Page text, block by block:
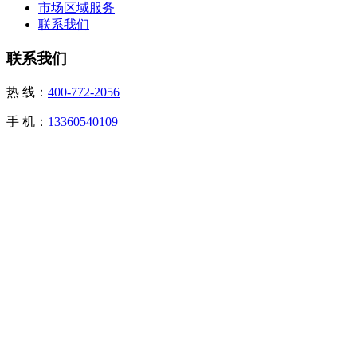
市场区域服务
联系我们
联系我们
热 线： 400-772-2056
手 机： 13360540109